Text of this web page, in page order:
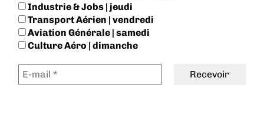
Industrie & Jobs | jeudi
Transport Aérien | vendredi
Aviation Générale | samedi
Culture Aéro | dimanche